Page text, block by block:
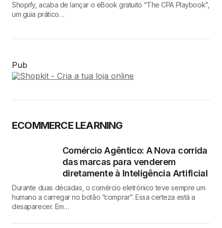
Shopify, acaba de lançar o eBook gratuito “The CPA Playbook”,
um guia prático…
Pub
ECOMMERCE LEARNING
Comércio Agêntico: A Nova corrida
das marcas para venderem
diretamente à Inteligência Artificial
Durante duas décadas, o comércio eletrónico teve sempre um
humano a carregar no botão “comprar”. Essa certeza está a
desaparecer. Em…